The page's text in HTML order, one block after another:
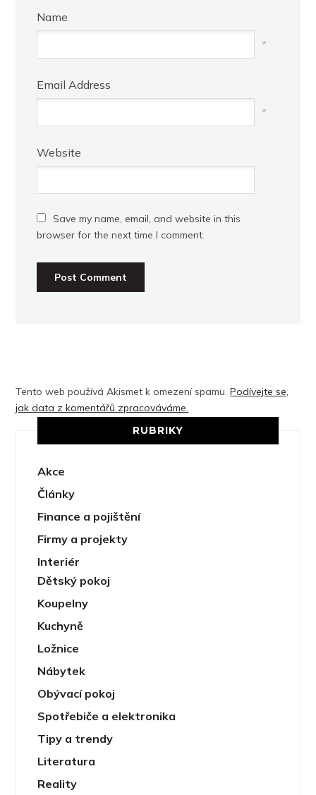
Name
*
Email Address
*
Website
Save my name, email, and website in this
browser for the next time I comment.
Tento web používá Akismet k omezení spamu.Podívejte se,
jak data z komentářů zpracováváme.
RUBRIKY
Akce
Články
Finance a pojištění
Firmy a projekty
Interiér
Dětský pokoj
Koupelny
Kuchyně
Ložnice
Nábytek
Obývací pokoj
Spotřebiče a elektronika
Tipy a trendy
Literatura
Reality